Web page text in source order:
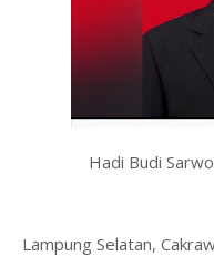
Hadi Budi
Lampung Selatan,